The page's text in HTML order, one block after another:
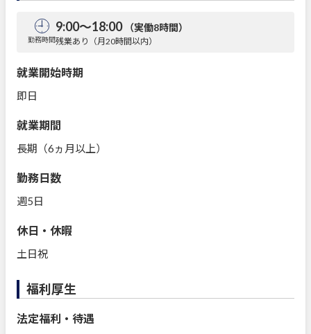
勤務時間
9:00～18:00 （実働8時間）
残業あり（月20時間以内）
就業開始時期
即日
就業期間
長期（6ヵ月以上）
勤務日数
週5日
休日・休暇
土日祝
福利厚生
法定福利・待遇